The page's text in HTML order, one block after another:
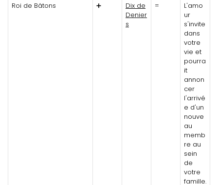
Roi de Bâtons
➕
Dix de
Denier
s
=
L'amo
ur
s'invite
dans
votre
vie et
pourra
it
annon
cer
l'arrivé
e d'un
nouve
au
memb
re au
sein
de
votre
famille.